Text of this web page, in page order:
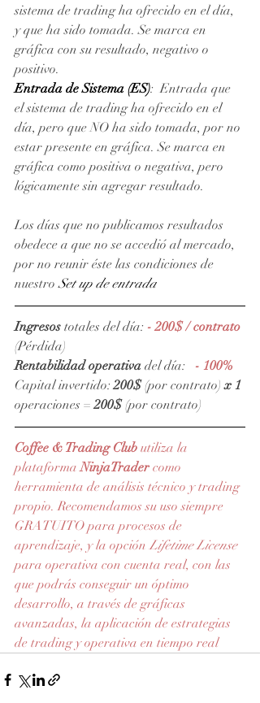
sistema de trading ha ofrecido en el día,
y que ha sido tomada. Se marca en
gráfica con su resultado, negativo o
positivo.
Entrada de Sistema (ES):  Entrada que
el sistema de trading ha ofrecido en el
día, pero que NO ha sido tomada, por no
estar presente en gráfica. Se marca en
gráfica como positiva o negativa, pero
lógicamente sin agregar resultado.
Los días que no publicamos resultados
obedece a que no se accedió al mercado,
por no reunir éste las condiciones de
nuestro Set up de entrada
Ingresos totales del día: - 200$ / contrato
(Pérdida)
Rentabilidad operativa del día: - 100%
Capital invertido: 200$ (por contrato) x 1
operaciones = 200$ (por contrato)
Coffee & Trading Club utiliza la
plataforma NinjaTrader como
herramienta de análisis técnico y trading
propio. Recomendamos su uso siempre
GRATUITO para procesos de
aprendizaje, y la opción Lifetime License
para operativa con cuenta real, con las
que podrás conseguir un óptimo
desarrollo, a través de gráficas
avanzadas, la aplicación de estrategias
de trading y operativa en tiempo real